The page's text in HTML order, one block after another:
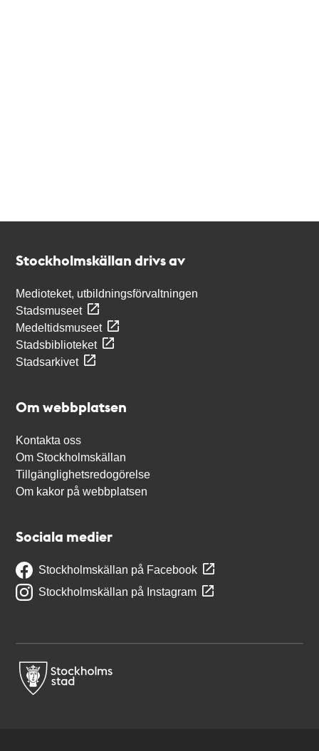
Stockholmskällan drivs av
Medioteket, utbildningsförvaltningen
Stadsmuseet
Medeltidsmuseet
Stadsbiblioteket
Stadsarkivet
Om webbplatsen
Kontakta oss
Om Stockholmskällan
Tillgänglighetsredogörelse
Om kakor på webbplatsen
Sociala medier
Stockholmskällan på Facebook
Stockholmskällan på Instagram